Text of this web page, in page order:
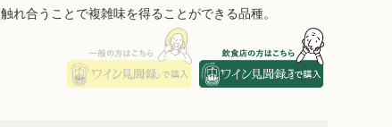
触れ合うことで複雑味を得ることができる品種。